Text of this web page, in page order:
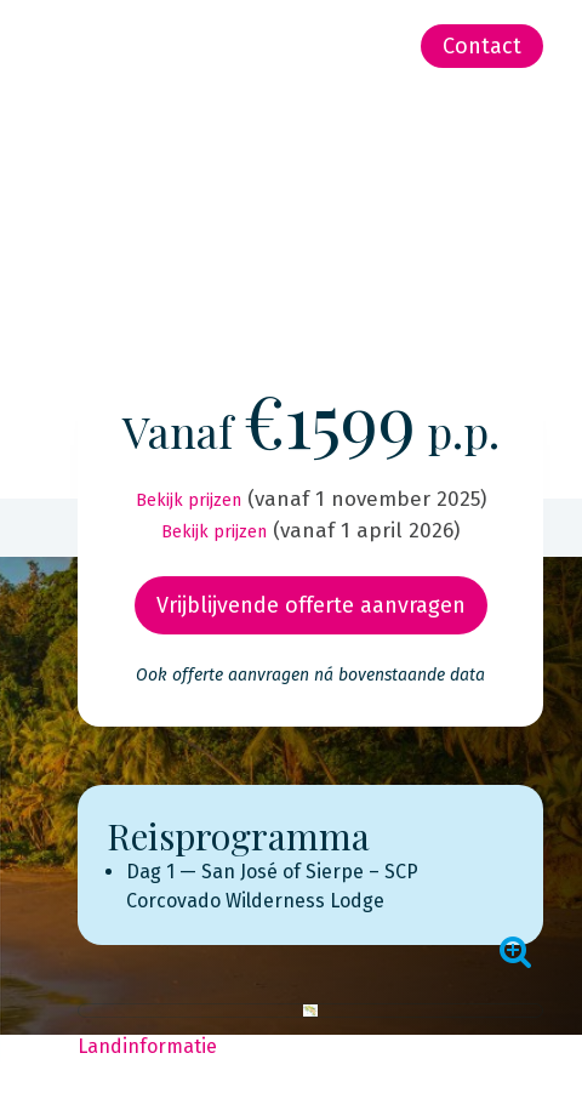
Contact
Vanaf€1599 p.p.
Bekijk prijzen (vanaf 1 november 2025)
Bekijk prijzen (vanaf 1 april 2026)
Vrijblijvende offerte aanvragen
Ook offerte aanvragen ná bovenstaande data
Reisprogramma
Dag 1 — San José of Sierpe – SCP
Corcovado Wilderness Lodge
Landinformatie